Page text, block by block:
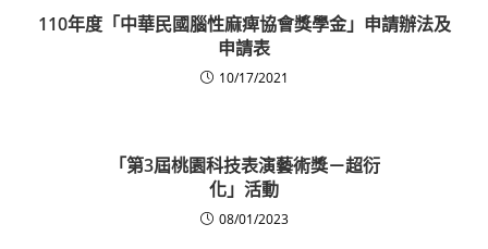
110年度「中華民國腦性麻痺協會獎學金」申請辦法及
申請表
10/17/2021
「第3屆桃園科技表演藝術獎－超衍
化」活動
08/01/2023